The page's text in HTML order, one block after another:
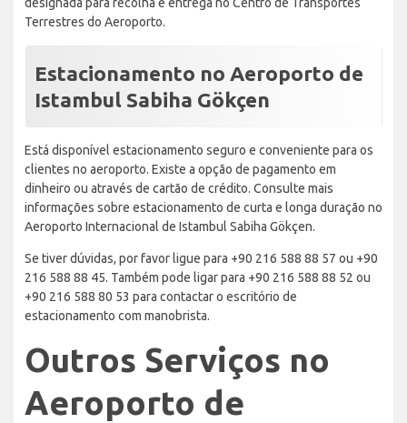
designada para recolha e entrega no Centro de Transportes
Terrestres do Aeroporto.
Estacionamento no Aeroporto de
Istambul Sabiha Gökçen
Está disponível estacionamento seguro e conveniente para os
clientes no aeroporto. Existe a opção de pagamento em
dinheiro ou através de cartão de crédito. Consulte mais
informações sobre estacionamento de curta e longa duração no
Aeroporto Internacional de Istambul Sabiha Gökçen.
Se tiver dúvidas, por favor ligue para +90 216 588 88 57 ou +90
216 588 88 45. Também pode ligar para +90 216 588 88 52 ou
+90 216 588 80 53 para contactar o escritório de
estacionamento com manobrista.
Outros Serviços no
Aeroporto de